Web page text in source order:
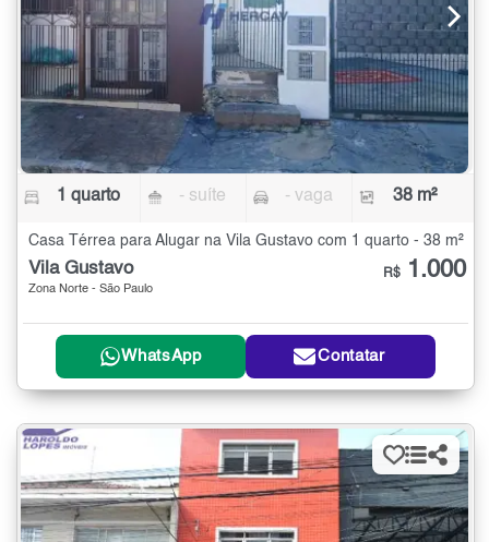
1 quarto - suíte - vaga 38 m²
Casa Térrea para Alugar na Vila Gustavo com 1 quarto - 38 m²
Vila Gustavo
Zona Norte - São Paulo
R$ 1.000
WhatsApp Contatar